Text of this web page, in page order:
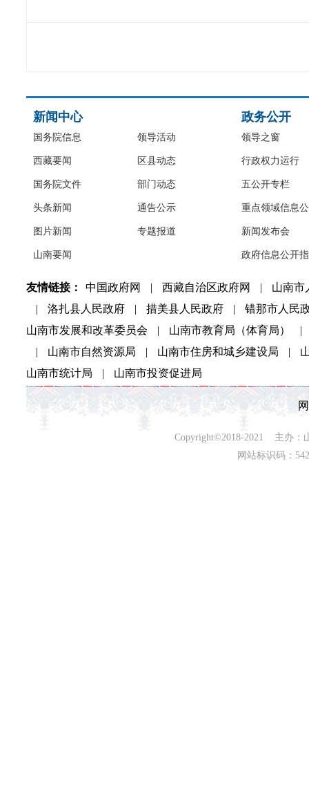
新闻中心
国务院信息
西藏要闻
国务院文件
头条新闻
图片新闻
山南要闻
领导活动
区县动态
部门动态
通告公示
专题报道
政务公开
领导之窗
行政权力运行
五公开专栏
重点领域信息
新闻发布会
政府信息公开
友情链接： 中国政府网 | 西藏自治区政府网 |
山南市
|
洛扎县人民政府 | 措美县人民政府 |
错那市人民
山南市发展和改革委员会
| 山南市教育局（体育局）
|
|
山南市自然资源局 | 山南市住房和城乡建设局 |
山南市统计局
| 山南市投资促进局
Copyright©2018-2021 主办：
网站标识码：